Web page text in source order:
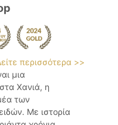
περισσότερα >>
μια
Χανιά, η
των
Με ιστορία